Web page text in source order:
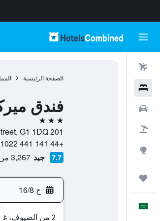
الصفحة الرئيسية
فندق
3 نجوم
201 Ingram Street, G1 1DQ, غلاسكو, اسكتلندا, المملكة المتحدة
+44 141 441 1022
7.7 جيد 3,267 من التقييمات تم التحقق منها
ح 16/8
2 من الضيوف، غرفة واحدة